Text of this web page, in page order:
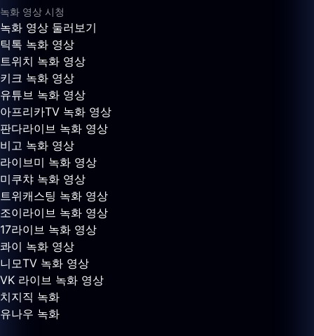
녹화 영상 시청
녹화 영상 둘러보기
틱톡 녹화 영상
트위치 녹화 영상
키크 녹화 영상
유튜브 녹화 영상
아프리카TV 녹화 영상
판다라이브 녹화 영상
비고 녹화 영상
라이브미 녹화 영상
미쿠챠 녹화 영상
트위캐스팅 녹화 영상
조이라이브 녹화 영상
17라이브 녹화 영상
콰이 녹화 영상
니모TV 녹화 영상
VK 라이브 녹화 영상
치지직 녹화
유나우 녹화